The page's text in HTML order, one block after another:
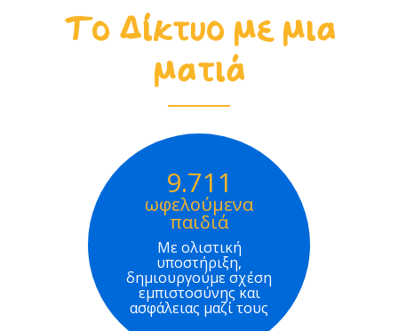
Το Δίκτυο με μια
ματιά
9.711
ωφελούμενα
παιδιά
Με ολιστική
υποστήριξη,
δημιουργούμε σχέση
εμπιστοσύνης και
ασφάλειας μαζί τους